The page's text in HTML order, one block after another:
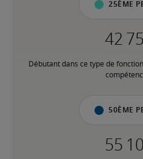
25ème
Débutant dans ce type de
50ème